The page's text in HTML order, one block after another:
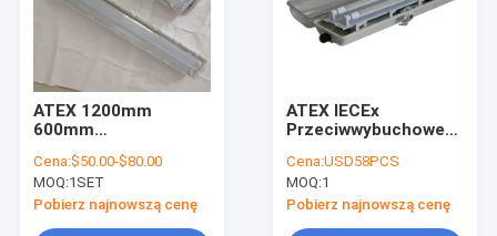
ATEX 1200mm
600mm
świetlówka rurowa do
wytwarzania energii
Cena:$50.00-$80.00
MOQ:1SET
Pobierz najnowszą cenę
ATEX IECEx
Przeciwwybuchowe
fluorescencyjne
Ściemnialne
świetlówki LED T5 T8
Cena:USD58PCS
MOQ:1
Pobierz najnowszą cenę